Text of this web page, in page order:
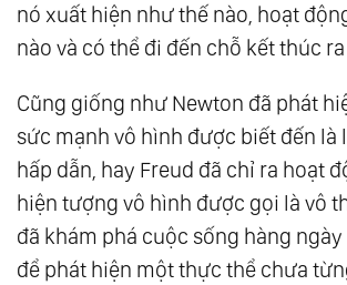
nó xuất hiện như thế nào, hoạt
nào và có thể đi đến chỗ kết thúc ra
Cũng giống như Newton đã phát
sức mạnh vô hình được biết đến là
hấp dẫn, hay Freud đã chỉ ra hoạt
hiện tượng vô hình được gọi là vô
đã khám phá cuộc sống hàng
để phát hiện một thực thể chưa